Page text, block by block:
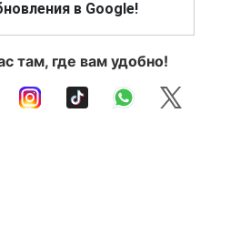
в Google!
там, где вам удобно!